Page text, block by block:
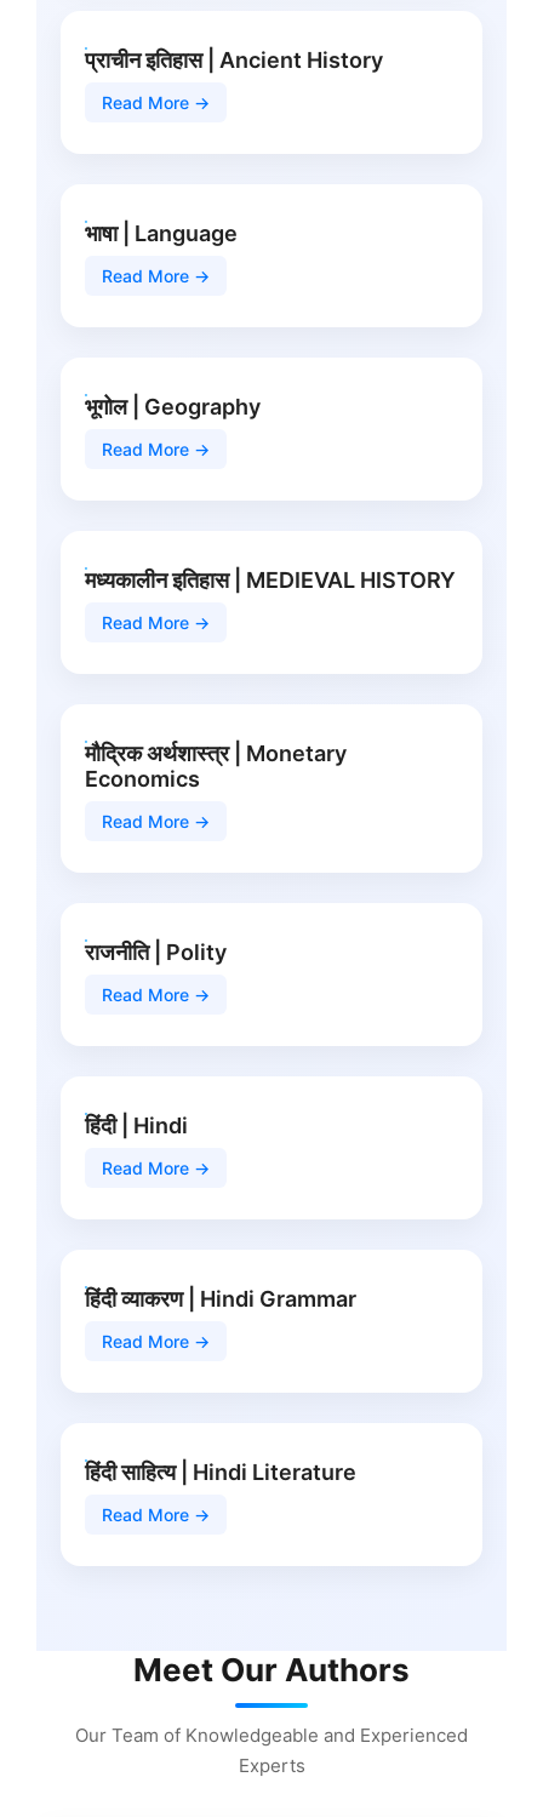
प्राचीन इतिहास | Ancient History
Read More →
भाषा | Language
Read More →
भूगोल | Geography
Read More →
मध्यकालीन इतिहास | MEDIEVAL HISTORY
Read More →
मौद्रिक अर्थशास्त्र | Monetary
Economics
Read More →
राजनीति | Polity
Read More →
हिंदी | Hindi
Read More →
हिंदी व्याकरण | Hindi Grammar
Read More →
हिंदी साहित्य | Hindi Literature
Read More →
Meet Our Authors
Our Team of Knowledgeable and Experienced
Experts